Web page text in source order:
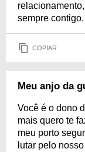
sempre contigo.
COPIAR
Meu anjo da
Você é o dono
mais quero te
meu porto
lutar pelo